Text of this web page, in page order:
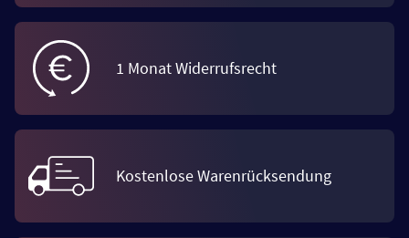
1 Monat Widerrufsrecht
Kostenlose Warenrücksendung